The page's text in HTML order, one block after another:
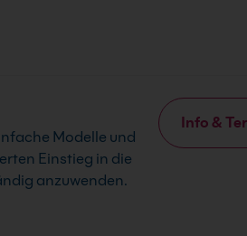
Modelle und
Einstieg in die
anzuwenden.
Info &